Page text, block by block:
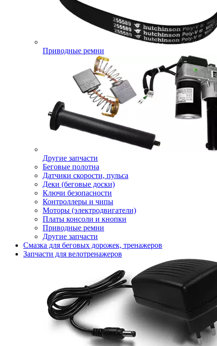
Приводные ремни
Другие запчасти
Беговые полотна
Датчики скорости, пульса
Деки (беговые доски)
Ключи безопасности
Контроллеры и чипы
Моторы (электродвигатели)
Платы консоли и кнопки
Приводные ремни
Другие запчасти
Смазка для беговых дорожек, тренажеров
Запчасти для велотренажеров